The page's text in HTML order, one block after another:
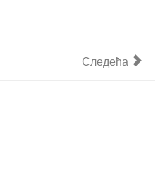
О ПОЉОПРИВРЕДИ –
Следећи
Следећа